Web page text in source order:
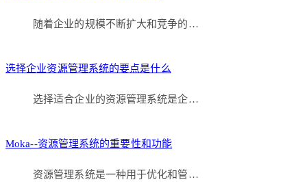
随着企业的规模不断扩大和竞争的…
选择企业资源管理系统的要点是什么
选择适合企业的资源管理系统是企…
Moka--资源管理系统的重要性和功能
资源管理系统是一种用于优化和管…